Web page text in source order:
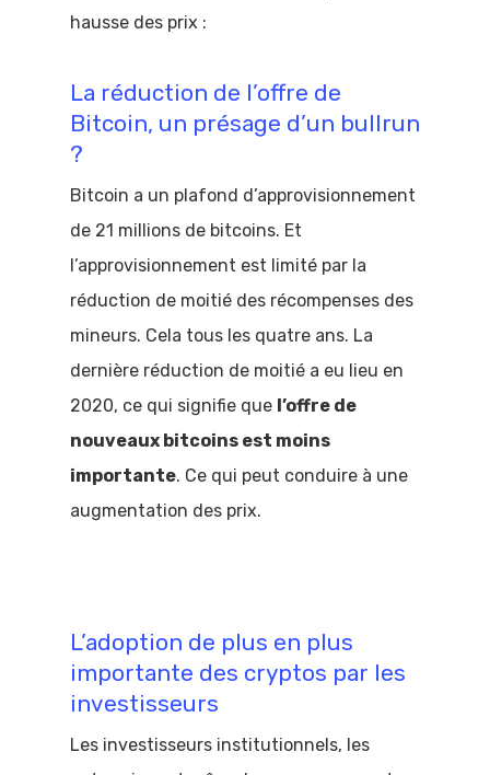
hausse des prix :
La réduction de l’offre de
Bitcoin, un présage d’un bullrun
?
Bitcoin a un plafond d’approvisionnement
de 21 millions de bitcoins. Et
l’approvisionnement est limité par la
réduction de moitié des récompenses des
mineurs. Cela tous les quatre ans. La
dernière réduction de moitié a eu lieu en
2020, ce qui signifie que l’offre de
nouveaux bitcoins est moins
importante. Ce qui peut conduire à une
augmentation des prix.
L’adoption de plus en plus
importante des cryptos par les
investisseurs
Les investisseurs institutionnels, les